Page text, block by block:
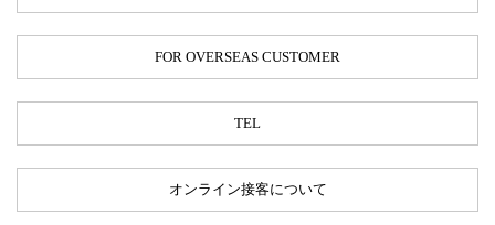
FOR OVERSEAS CUSTOMER
TEL
オンライン接客について